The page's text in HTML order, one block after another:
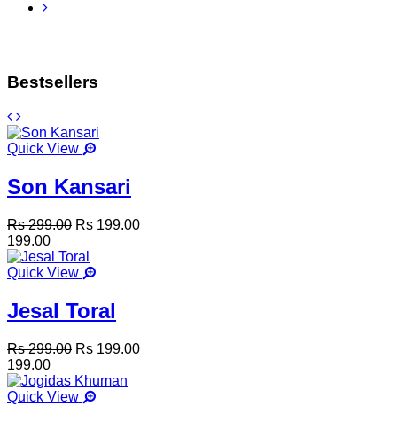
Bestsellers
Quick View
Son Kansari
Rs 299.00 Rs 199.00
199.00
Quick View
Jesal Toral
Rs 299.00 Rs 199.00
199.00
Quick View